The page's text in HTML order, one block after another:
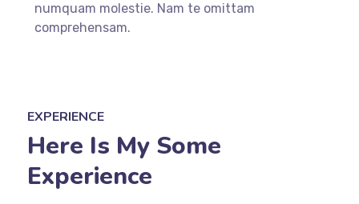
numquam molestie. Nam te omittam
comprehensam.
EXPERIENCE
Here Is My Some
Experience